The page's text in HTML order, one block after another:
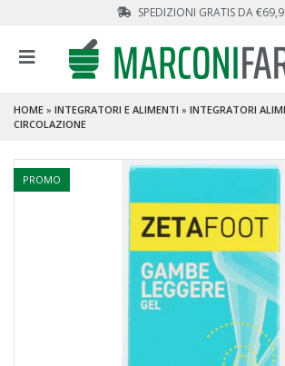
SPEDIZIONI GRATIS DA
HOME » INTEGRATORI E ALIMENTI » INTEGRATORI
CIRCOLAZIONE
PROMO